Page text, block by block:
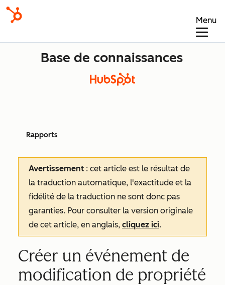
Menu
Base de connaissances
Rapports
Avertissement : cet article est le résultat de
la traduction automatique, l'exactitude et la
fidélité de la traduction ne sont donc pas
garanties. Pour consulter la version originale
de cet article, en anglais, cliquez ici.
Créer un événement de
modification de propriété